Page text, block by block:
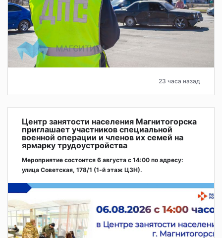
23 часа назад
Центр занятости населения Магнитогорска
приглашает участников специальной
военной операции и членов их семей на
ярмарку трудоустройства
Мероприятие состоится 6 августа с 14:00 по адресу:
улица Советская, 178/1 (1‑й этаж ЦЗН).